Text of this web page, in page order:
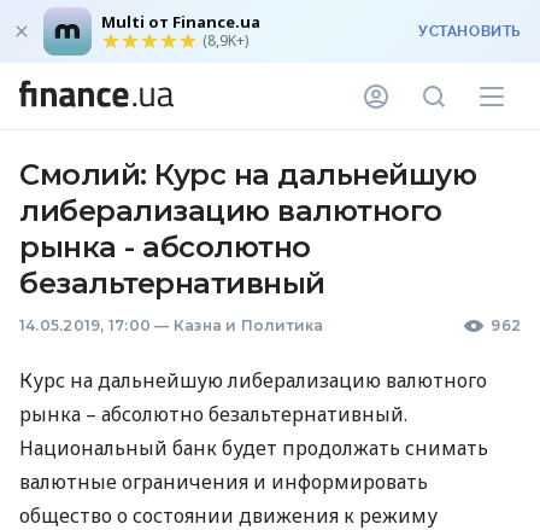
Multi от Finance.ua
(8,9K+) УСТАНОВИТЬ
Смолий: Курс на дальнейшую
либерализацию валютного
рынка - абсолютно
безальтернативный
14.05.2019, 17:00 — Казна и Политика 962
Курс на дальнейшую либерализацию валютного
рынка – абсолютно безальтернативный.
Национальный банк будет продолжать снимать
валютные ограничения и информировать
общество о состоянии движения к режиму